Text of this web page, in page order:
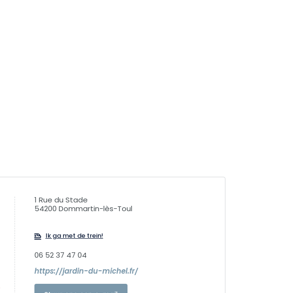
1 Rue du Stade
54200 Dommartin-lès-Toul
Ik ga met de trein!
06 52 37 47 04
https://jardin-du-michel.fr/